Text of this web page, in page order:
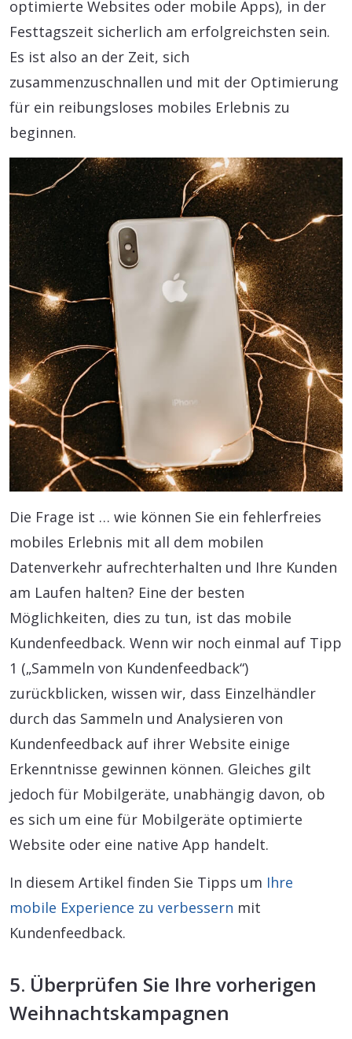
optimierte Websites oder mobile Apps), in der
Festtagszeit sicherlich am erfolgreichsten sein.
Es ist also an der Zeit, sich
zusammenzuschnallen und mit der Optimierung
für ein reibungsloses mobiles Erlebnis zu
beginnen.
Die Frage ist … wie können Sie ein fehlerfreies
mobiles Erlebnis mit all dem mobilen
Datenverkehr aufrechterhalten und Ihre Kunden
am Laufen halten? Eine der besten
Möglichkeiten, dies zu tun, ist das mobile
Kundenfeedback. Wenn wir noch einmal auf Tipp
1 („Sammeln von Kundenfeedback“)
zurückblicken, wissen wir, dass Einzelhändler
durch das Sammeln und Analysieren von
Kundenfeedback auf ihrer Website einige
Erkenntnisse gewinnen können. Gleiches gilt
jedoch für Mobilgeräte, unabhängig davon, ob
es sich um eine für Mobilgeräte optimierte
Website oder eine native App handelt.
In diesem Artikel finden Sie Tipps um Ihre
mobile Experience zu verbessern mit
Kundenfeedback.
5. Überprüfen Sie Ihre vorherigen
Weihnachtskampagnen